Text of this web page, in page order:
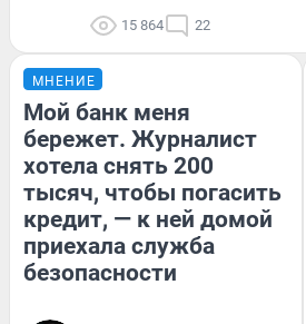
15 864 22
МНЕНИЕ
Мой банк меня
бережет. Журналист
хотела снять 200
тысяч, чтобы погасить
кредит, — к ней домой
приехала служба
безопасности